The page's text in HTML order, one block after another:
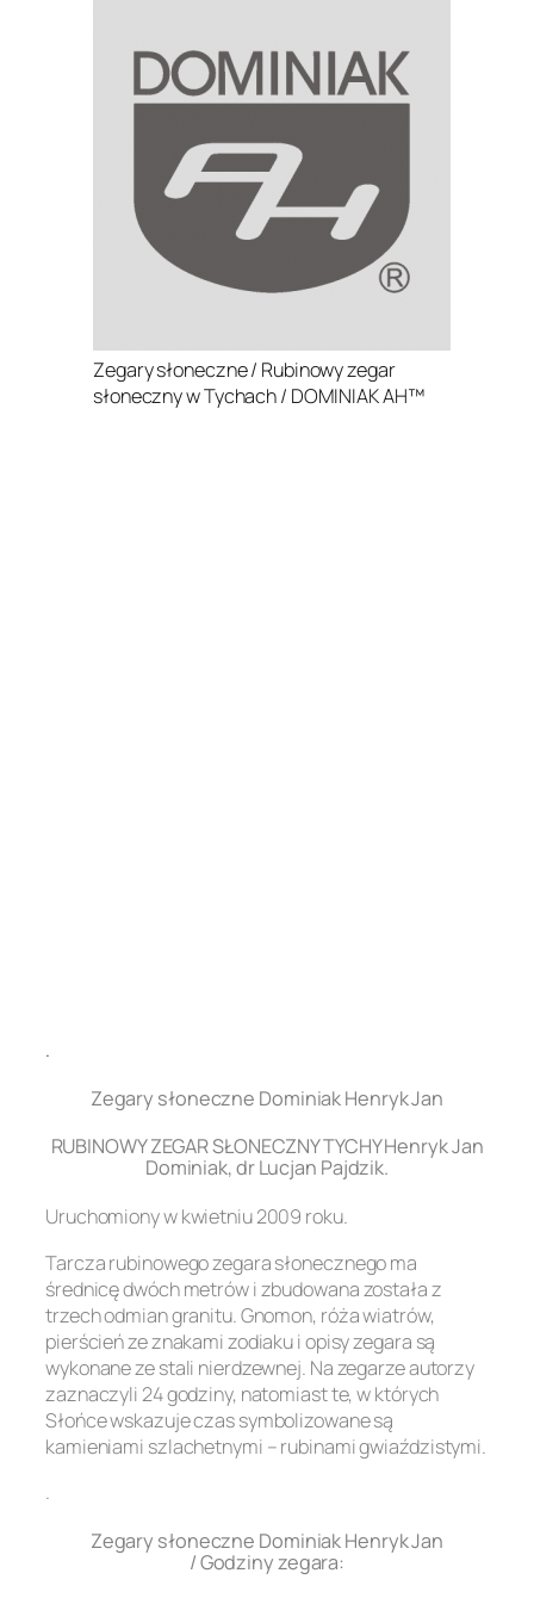
Zegary słoneczne / Rubinowy zegar
słoneczny w Tychach / DOMINIAK AH™
.
Zegary słoneczne Dominiak Henryk Jan
RUBINOWY ZEGAR SŁONECZNY TYCHY Henryk Jan
Dominiak, dr Lucjan Pajdzik.
Uruchomiony w kwietniu 2009 roku.
Tarcza rubinowego zegara słonecznego ma
średnicę dwóch metrów i zbudowana została z
trzech odmian granitu. Gnomon, róża wiatrów,
pierścień ze znakami zodiaku i opisy zegara są
wykonane ze stali nierdzewnej. Na zegarze autorzy
zaznaczyli 24 godziny, natomiast te, w których
Słońce wskazuje czas symbolizowane są
kamieniami szlachetnymi – rubinami gwiaździstymi.
.
Zegary słoneczne Dominiak Henryk Jan
/ Godziny zegara: